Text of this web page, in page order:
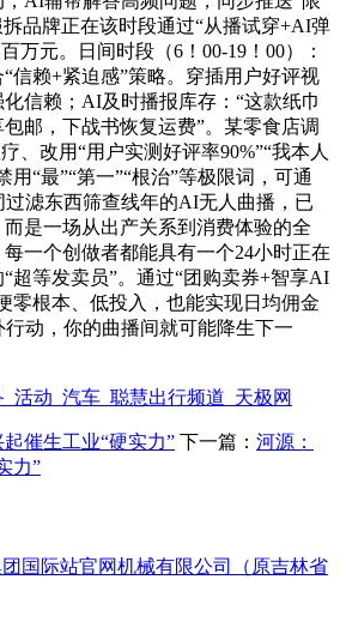
品牌正在该时段通过“从播试穿+AI弹
万元。日间时段（6！00-19！00）：
信赖+紧迫感”策略。穿插用户好评视
信赖；AI及时播报库存：“这款纸巾
邮，下战书恢复运费”。某零食店调
、改用“用户实测好评率90%”“我本人
用“最”“第一”“根治”等极限词，可通
滤东西筛查线年的AI无人曲播，已
是一场从出产关系到消费体验的全
一个创做者都能具有一个24小时正在
超等发卖员”。通过“团购卖券+智享AI
零根本、低投入，也能实现日均佣金
动，你的曲播间就可能降生下一
活动_汽车_聪慧出行频道_天极网
催生工业“硬实力” 下一篇： 河源：
力”
国际站官网机械有限公司（原吉林省